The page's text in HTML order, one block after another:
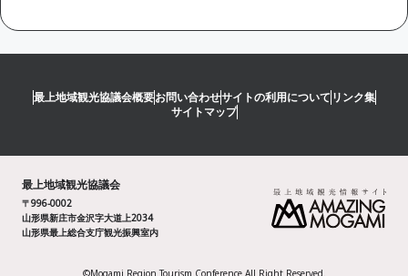
最上地域観光協議会概要お問い合わせサイトの利用について リンク集
サイトマップ
最上地域観光協議会
〒996-0002
山形県新庄市金沢字大道上2034
山形県最上総合支庁観光振興室内
©Mogami Region Tourism Conference All Right Reserved.